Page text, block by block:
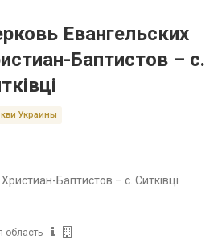
Евангельских
Баптистов – с.
Украины
Баптистов – с. Ситківці
область